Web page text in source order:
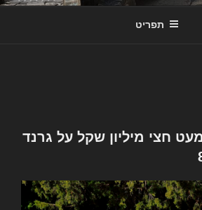
תפריט
חצי מיליון שקל על גרנד